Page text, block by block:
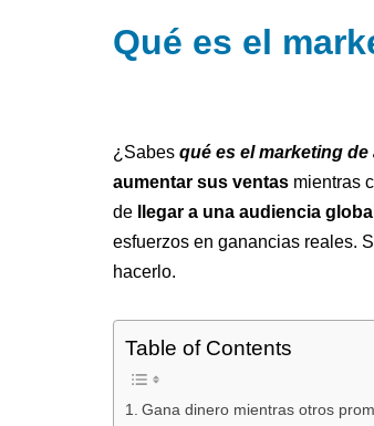
Qué es el
¿Sabes qué es el marketing de
aumentar sus ventas mientras
de
llegar a una audiencia
esfuerzos en ganancias reales.
hacerlo.
Table of Contents
Gana dinero mientras otros